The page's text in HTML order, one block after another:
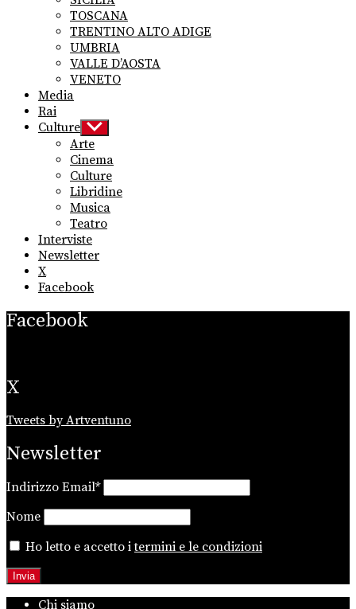
TOSCANA
TRENTINO ALTO ADIGE
UMBRIA
VALLE D’AOSTA
VENETO
Media
Rai
Culture Show
sub
menu
Arte
Cinema
Culture
Libridine
Musica
Teatro
Interviste
Newsletter
X
Facebook
Facebook
X
Tweets by Artventuno
Newsletter
Indirizzo Email*
Nome
Ho letto e accetto itermini e le condizioni
Chi siamo